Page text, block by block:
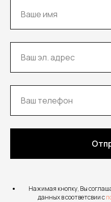
Нажимая кнопку, Вы
данных в соответсвии с